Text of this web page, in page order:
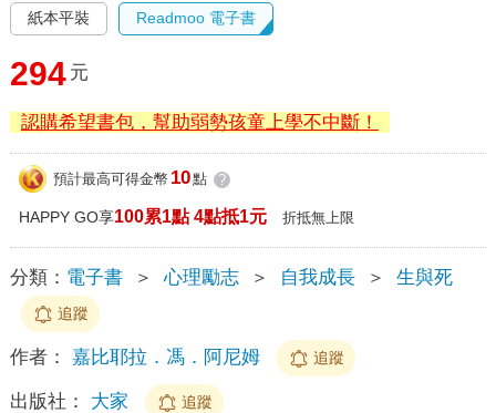
紙本平裝 Readmoo 電子書
294 元
認購希望書包，幫助弱勢孩童上學不中斷！
預計最高可得金幣 10點 ?
HAPPY GO享100累1點 4點抵1元 折抵無上限
分類： 電子書 ＞ 心理勵志 ＞ 自我成長 ＞ 生與死
追蹤
作者： 嘉比耶拉．馮．阿尼姆 追蹤
出版社： 大家 追蹤